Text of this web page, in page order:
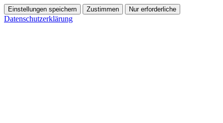
Einstellungen speichern Zustimmen Nur erforderliche
Datenschutzerklärung